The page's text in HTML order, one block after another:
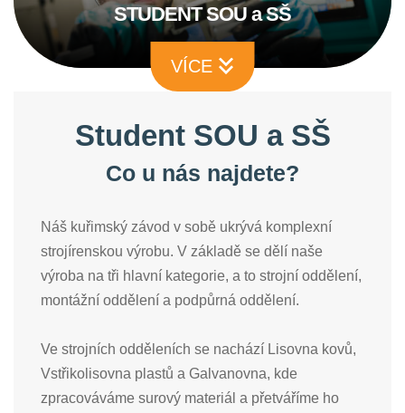
STUDENT SOU a SŠ
VÍCE
Student SOU a SŠ
Co u nás najdete?
Náš kuřimský závod v sobě ukrývá komplexní
strojírenskou výrobu. V základě se dělí naše
výroba na tři hlavní kategorie, a to strojní oddělení,
montážní oddělení a podpůrná oddělení.
Ve strojních odděleních se nachází Lisovna kovů,
Vstřikolisovna plastů a Galvanovna, kde
zpracováváme surový materiál a přetváříme ho